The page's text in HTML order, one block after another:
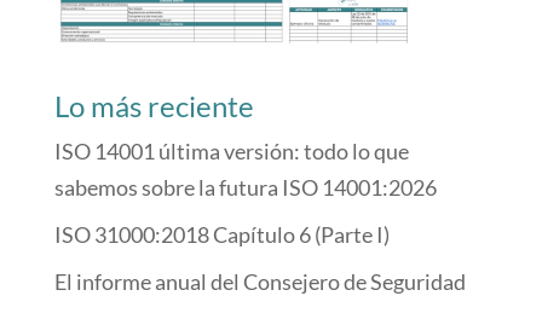
Lo más reciente
ISO 14001 última versión: todo lo que
sabemos sobre la futura ISO 14001:2026
ISO 31000:2018 Capítulo 6 (Parte I)
El informe anual del Consejero de Seguridad